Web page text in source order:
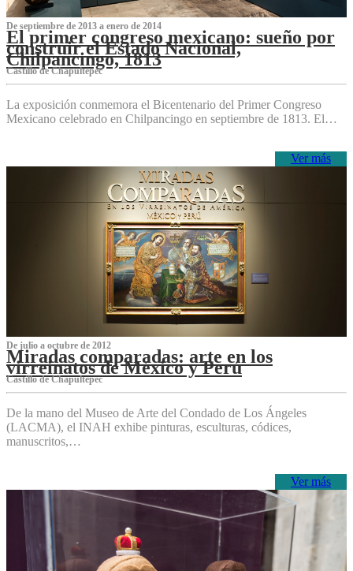
De septiembre de 2013 a enero de 2014
El primer congreso mexicano: sueño por
construir el Estado Nacional,
Chilpancingo, 1813
Castillo de Chapultepec
La exposición conmemora el Bicentenario del Primer Congreso
Mexicano celebrado en Chilpancingo en septiembre de 1813. El…
Ver más
De julio a octubre de 2012
Miradas comparadas: arte en los
virreinatos de México y Perú
Castillo de Chapultepec
De la mano del Museo de Arte del Condado de Los Ángeles
(LACMA), el INAH exhibe pinturas, esculturas, códices,
manuscritos,…
Ver más